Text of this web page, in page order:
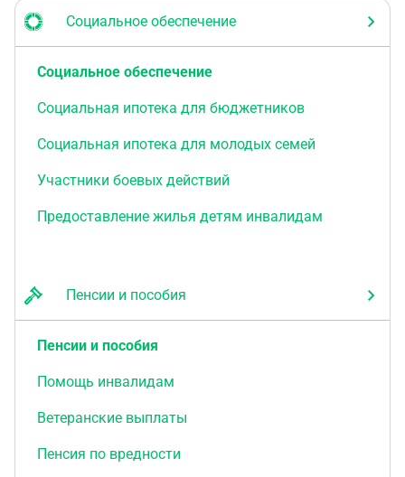
Социальное обеспечение
Социальное обеспечение
Социальная ипотека для бюджетников
Социальная ипотека для молодых семей
Участники боевых действий
Предоставление жилья детям инвалидам
Пенсии и пособия
Пенсии и пособия
Помощь инвалидам
Ветеранские выплаты
Пенсия по вредности